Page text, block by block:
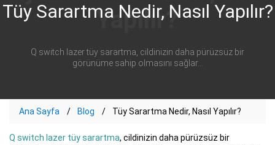
Tüy Sarartma Nedir, Nasıl Yapılır?
Q switch lazer tüy sarartma, cildinizin daha pürüzsüz bir
görünüme sahip olmasını sağlar...
Ana Sayfa Blog Tüy Sarartma Nedir, Nasıl Yapılır?
Q switch lazer tüy sarartma, cildinizin daha pürüzsüz bir